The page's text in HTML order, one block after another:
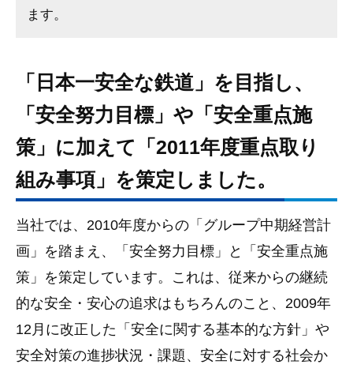
ます。
「日本一安全な鉄道」を目指し、
「安全努力目標」や「安全重点施
策」に加えて「2011年度重点取り
組み事項」を策定しました。
当社では、2010年度からの「グループ中期経営計
画」を踏まえ、「安全努力目標」と「安全重点施
策」を策定しています。これは、従来からの継続
的な安全・安心の追求はもちろんのこと、2009年
12月に改正した「安全に関する基本的な方針」や
安全対策の進捗状況・課題、安全に対する社会か